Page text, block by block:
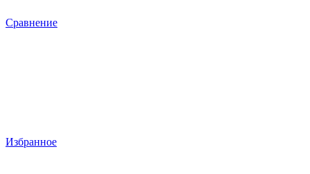
Сравнение
Избранное